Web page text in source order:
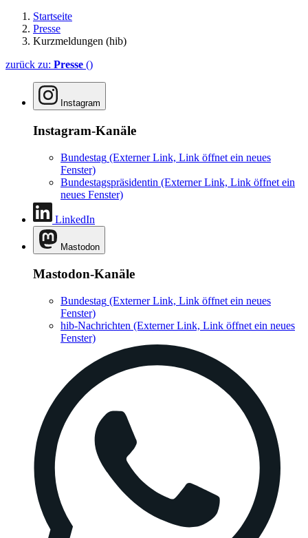
Startseite
Presse
Kurzmeldungen (hib)
zurück zu: Presse ()
Instagram
Instagram-Kanäle
Bundestag (Externer Link, Link öffnet ein neues
Fenster)
Bundestagspräsidentin (Externer Link, Link öffnet ein
neues Fenster)
LinkedIn
Mastodon
Mastodon-Kanäle
Bundestag (Externer Link, Link öffnet ein neues
Fenster)
hib-Nachrichten (Externer Link, Link öffnet ein neues
Fenster)